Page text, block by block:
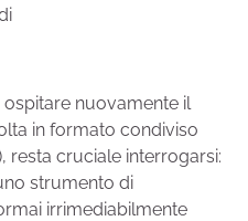
nuovamente il
in formato condiviso
resta cruciale interrogarsi:
strumento di
irrimediabilmente